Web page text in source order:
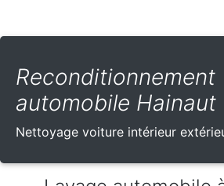
Reconditionnement
automobile Hainaut
Nettoyage voiture intérieur